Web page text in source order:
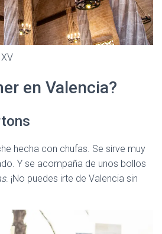
en Valencia?
hecha con chufas. Se sirve muy
Y se acompaña de unos bollos
. ¡No puedes irte de Valencia sin